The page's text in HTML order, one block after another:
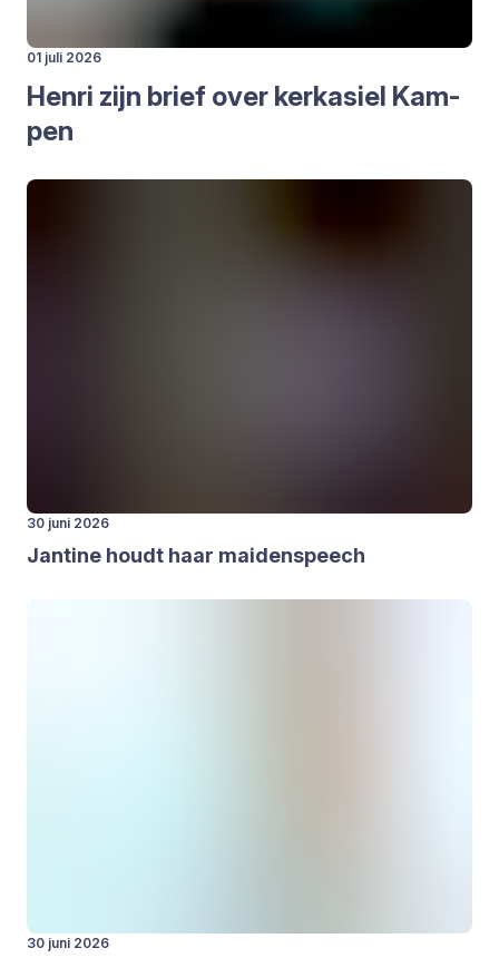
01 juli 2026
Hen­ri zijn brief over kerk­asiel Kam­
pen
30 juni 2026
Jan­ti­ne houdt haar mai­den­speech
30 juni 2026